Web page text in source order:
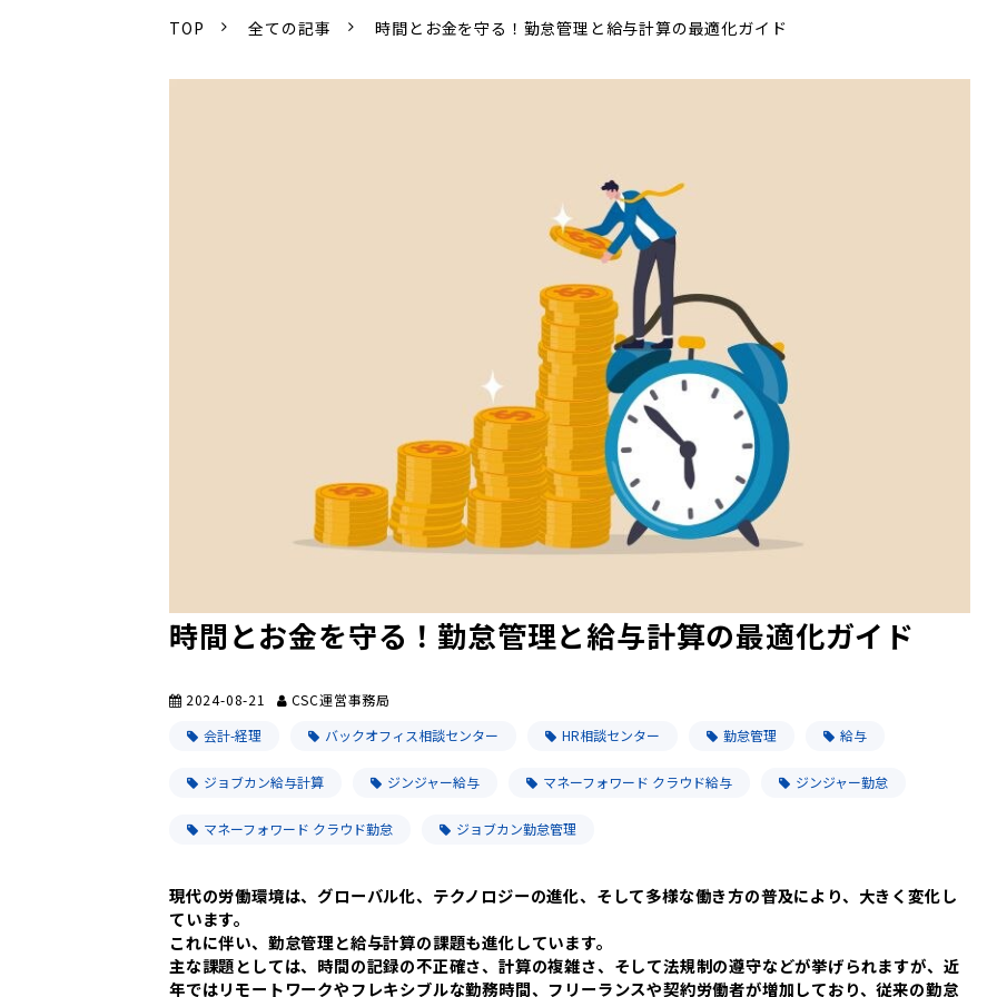
TOP 全ての記事 時間とお金を守る！勤怠管理と給与計算の最適化ガイド
時間とお金を守る！勤怠管理と給与計算の最適化ガイド
2024-08-21
CSC運営事務局
会計-経理
バックオフィス相談センター HR相談センター 勤怠管理 給与
ジョブカン給与計算 ジンジャー給与 マネーフォワード クラウド給与 ジンジャー勤怠
マネーフォワード クラウド勤怠 ジョブカン勤怠管理
現代の労働環境は、グローバル化、テクノロジーの進化、そして多様な働き方の普及により、大きく変化し
ています。
これに伴い、勤怠管理と給与計算の課題も進化しています。
主な課題としては、時間の記録の不正確さ、計算の複雑さ、そして法規制の遵守などが挙げられますが、近
年ではリモートワークやフレキシブルな勤務時間、フリーランスや契約労働者が増加しており、従来の勤怠